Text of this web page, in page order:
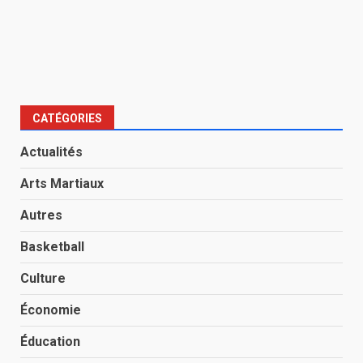
CATÉGORIES
Actualités
Arts Martiaux
Autres
Basketball
Culture
Économie
Éducation